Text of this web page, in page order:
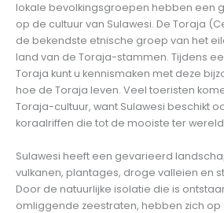
lokale bevolkingsgroepen hebben een
op de cultuur van Sulawesi. De Toraja
de bekendste etnische groep van het
land van de Toraja-stammen. Tijdens
Toraja kunt u kennismaken met deze
hoe de Toraja leven. Veel toeristen
Toraja-cultuur, want Sulawesi beschikt
koraalriffen die tot de mooiste ter
Sulawesi heeft een gevarieerd
vulkanen, plantages, droge valleien en
Door de natuurlijke isolatie die is
omliggende zeestraten, hebben zich op